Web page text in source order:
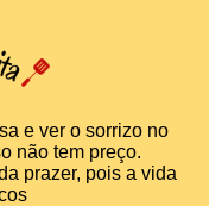
e ver o sorrizo no
não tem preço.
prazer, pois a vida